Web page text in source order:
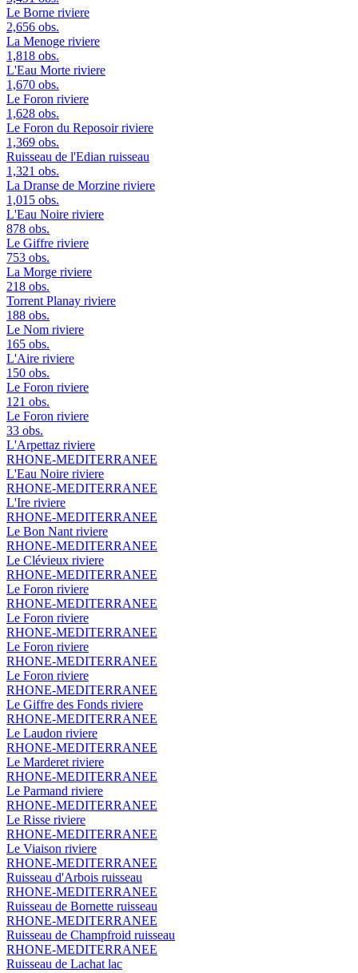
Le Borne riviere
2,656 obs.
La Menoge riviere
1,818 obs.
L'Eau Morte riviere
1,670 obs.
Le Foron riviere
1,628 obs.
Le Foron du Reposoir riviere
1,369 obs.
Ruisseau de l'Edian ruisseau
1,321 obs.
La Dranse de Morzine riviere
1,015 obs.
L'Eau Noire riviere
878 obs.
Le Giffre riviere
753 obs.
La Morge riviere
218 obs.
Torrent Planay riviere
188 obs.
Le Nom riviere
165 obs.
L'Aire riviere
150 obs.
Le Foron riviere
121 obs.
Le Foron riviere
33 obs.
L'Arpettaz riviere
RHONE-MEDITERRANEE
L'Eau Noire riviere
RHONE-MEDITERRANEE
L'Ire riviere
RHONE-MEDITERRANEE
Le Bon Nant riviere
RHONE-MEDITERRANEE
Le Clévieux riviere
RHONE-MEDITERRANEE
Le Foron riviere
RHONE-MEDITERRANEE
Le Foron riviere
RHONE-MEDITERRANEE
Le Foron riviere
RHONE-MEDITERRANEE
Le Foron riviere
RHONE-MEDITERRANEE
Le Giffre des Fonds riviere
RHONE-MEDITERRANEE
Le Laudon riviere
RHONE-MEDITERRANEE
Le Marderet riviere
RHONE-MEDITERRANEE
Le Parmand riviere
RHONE-MEDITERRANEE
Le Risse riviere
RHONE-MEDITERRANEE
Le Viaison riviere
RHONE-MEDITERRANEE
Ruisseau d'Arbois ruisseau
RHONE-MEDITERRANEE
Ruisseau de Bornette ruisseau
RHONE-MEDITERRANEE
Ruisseau de Champfroid ruisseau
RHONE-MEDITERRANEE
Ruisseau de Lachat lac